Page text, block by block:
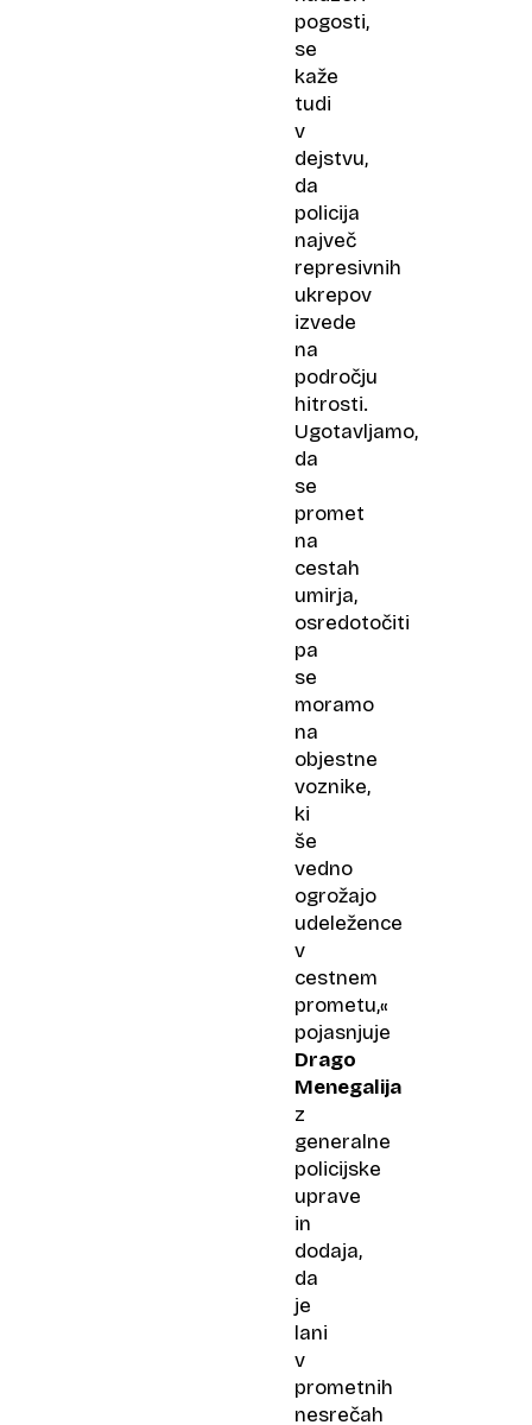
pogosti,
se
kaže
tudi
v
dejstvu,
da
policija
največ
represivnih
ukrepov
izvede
na
področju
hitrosti.
Ugotavljamo,
da
se
promet
na
cestah
umirja,
osredotočiti
pa
se
moramo
na
objestne
voznike,
ki
še
vedno
ogrožajo
udeležence
v
cestnem
prometu,«
pojasnjuje
Drago
Menegalija
z
generalne
policijske
uprave
in
dodaja,
da
je
lani
v
prometnih
nesrečah